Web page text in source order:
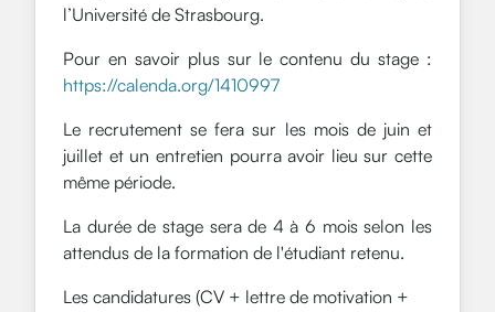
l’Université de Strasbourg.
Pour en savoir plus sur le contenu du stage :
https://calenda.org/1410997
Le recrutement se fera sur les mois de juin et
juillet et un entretien pourra avoir lieu sur cette
même période.
La durée de stage sera de 4 à 6 mois selon les
attendus de la formation de l'étudiant retenu.
Les candidatures (CV + lettre de motivation +